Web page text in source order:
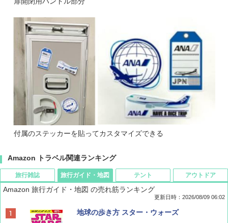
付属のステッカーを貼ってカスタマイズできる
Amazon トラベル関連ランキング
旅行雑誌
BE-PAL(ビ-パル) 2026年 9 月号【特別付録:
旅行ガイド・地図
Amazon 旅行ガイド・地図 の売れ筋ランキング
更新日時：2026/08/09 06:02
地球の歩き方 スター・ウォーズ
テント アウトドア